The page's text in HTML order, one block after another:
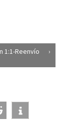
1:1-Reenvío